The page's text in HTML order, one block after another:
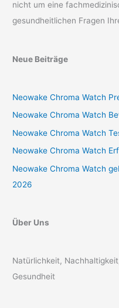
nicht um eine
gesundheitlichen Fragen
Neue Beiträge
Neowake Chroma Watch
Neowake Chroma Watch
Neowake Chroma Watch
Neowake Chroma Watch
Neowake Chroma Watch
2026
Über Uns
Natürlichkeit,
Gesundheit